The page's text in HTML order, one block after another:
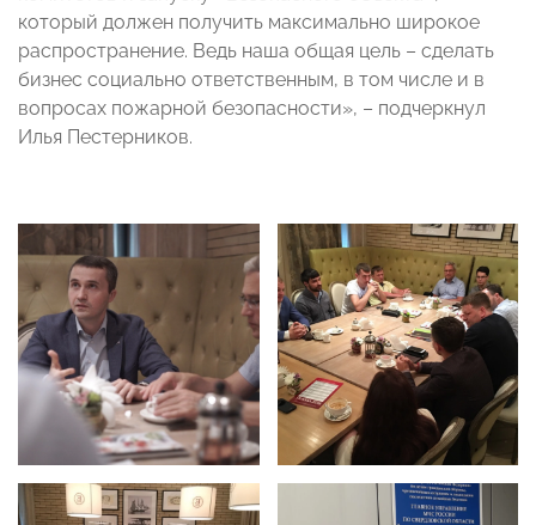
который должен получить максимально широкое
распространение. Ведь наша общая цель – сделать
бизнес социально ответственным, в том числе и в
вопросах пожарной безопасности», – подчеркнул
Илья Пестерников.